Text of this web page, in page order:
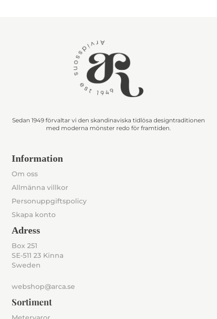
Sedan 1949 förvaltar vi den skandinaviska tidlösa designtraditionen
med moderna mönster redo för framtiden.
Information
Om oss
Allmänna villkor
Personuppgiftspolicy
Skapa konto
Adress
Box 251
SE-511 23 Kinna
Sweden
webshop@arca.se
Sortiment